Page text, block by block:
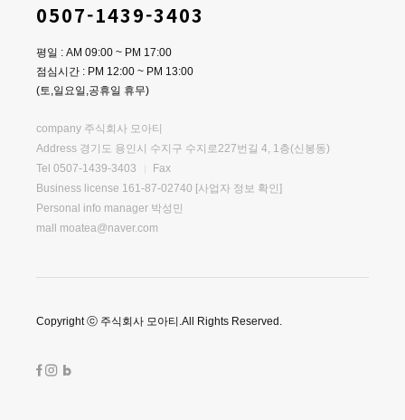
0507-1439-3403
평일 : AM 09:00 ~ PM 17:00
점심시간 : PM 12:00 ~ PM 13:00
(토,일요일,공휴일 휴무)
company 주식회사 모아티
Address 경기도 용인시 수지구 수지로227번길 4, 1층(신봉동)
Tel 0507-1439-3403
Fax
Business license 161-87-02740 [사업자 정보 확인]
Personal info manager 박성민
mall moatea@naver.com
Copyright ⓒ 주식회사 모아티.All Rights Reserved.